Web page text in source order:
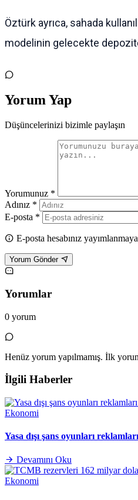
Öztürk ayrıca, sahada
modelinin gelecekte
Yorum Yap
Düşüncelerinizi bizimle paylaşın
Yorumunuz *
Adınız *
E-posta *
E-posta hesabınız
Yorum Gönder
Yorumlar
0 yorum
Henüz yorum yapılmamış. İlk
İlgili Haberler
Ekonomi
Yasa dışı şans oyunları
Devamını Oku
Ekonomi